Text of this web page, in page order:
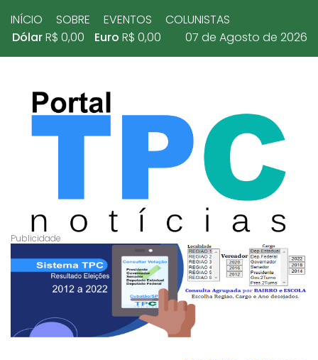
INÍCIO SOBRE EVENTOS
COLUNISTAS
DólarR$ 0,00 Euro R$ 0,00 07 de Agosto de 2026